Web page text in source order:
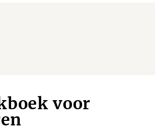
voor